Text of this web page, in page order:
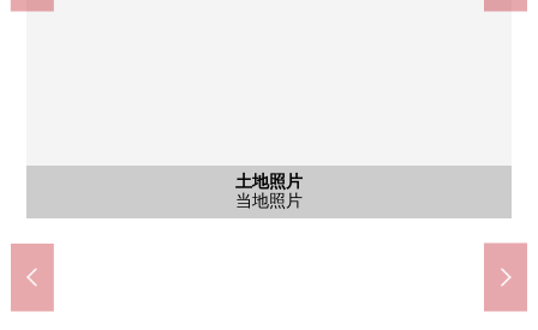
土地照片
当地照片
其他当地
风景
其他
客厅
土地照片
当地照片
含有前面道路的外观
前面道路
土地照片
当地照片
土地照片
当地照片
土地照片
当地照片
土地照片
当地照片
土地照片
当地照片
风景
风景
横滨市立南台小学(约930m)
步行12分钟。
横滨市立小竹下中学校(约810m)
步行11分钟。
小竹预先中央公园(约180m)
步行3分钟。
预先FitCareDEPOT小竹店(约500m)
步行7分钟。
7-Eleven横滨小竹预先5丁目商店(约600m)
步行8分钟。
预先你Coop小竹店(约530m)
步行7分钟。